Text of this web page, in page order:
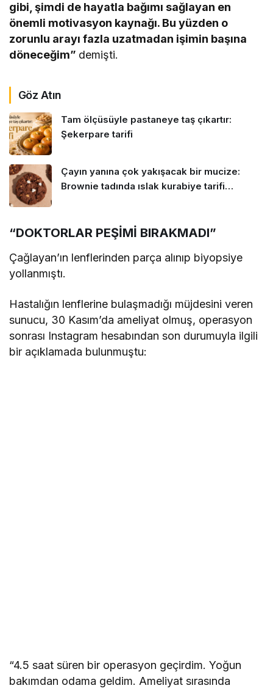
gibi, şimdi de hayatla bağımı sağlayan en
önemli motivasyon kaynağı. Bu yüzden o
zorunlu arayı fazla uzatmadan işimin başına
döneceğim” demişti.
Göz Atın
Tam ölçüsüyle pastaneye taş çıkartır:
Şekerpare tarifi
Çayın yanına çok yakışacak bir mucize:
Brownie tadında ıslak kurabiye tarifi…
“DOKTORLAR PEŞİMİ BIRAKMADI”
Çağlayan’ın lenflerinden parça alınıp biyopsiye
yollanmıştı.
Hastalığın lenflerine bulaşmadığı müjdesini veren
sunucu, 30 Kasım’da ameliyat olmuş, operasyon
sonrası Instagram hesabından son durumuyla ilgili
bir açıklamada bulunmuştu:
“4.5 saat süren bir operasyon geçirdim. Yoğun
bakımdan odama geldim. Ameliyat sırasında